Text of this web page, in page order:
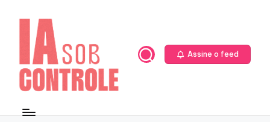
Assine o feed